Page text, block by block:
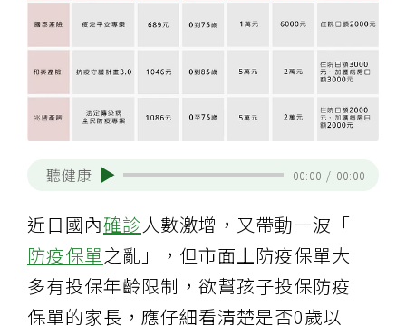
聽健康 00:00 / 00:00
近日國內確診 人數激增，又帶動一波「
防疫保單之亂」，但市面上防疫保單大
多有投保年齡限制，欲幫孩子投保防疫
保單的家長，應仔細看清楚是否0歲以